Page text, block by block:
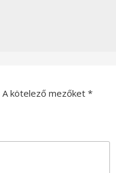
A kötelező mezőket *